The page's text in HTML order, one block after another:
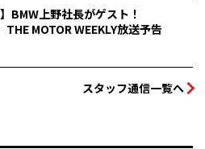
】BMW上野社長がゲスト！
THE MOTOR WEEKLY放送予告
スタッフ通信一覧へ